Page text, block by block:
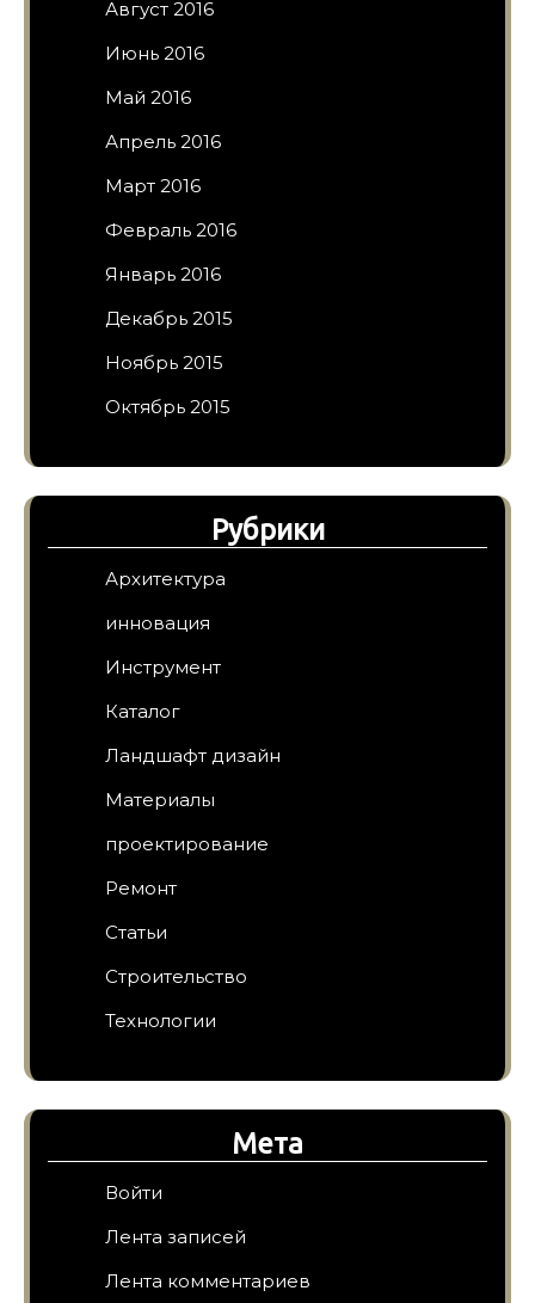
Август 2016
Июнь 2016
Май 2016
Апрель 2016
Март 2016
Февраль 2016
Январь 2016
Декабрь 2015
Ноябрь 2015
Октябрь 2015
Рубрики
Архитектура
инновация
Инструмент
Каталог
Ландшафт дизайн
Материалы
проектирование
Ремонт
Статьи
Строительство
Технологии
Мета
Войти
Лента записей
Лента комментариев